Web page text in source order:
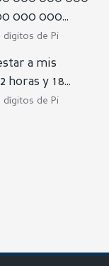
000 000...
de Pi
a mis
horas y 18...
de Pi